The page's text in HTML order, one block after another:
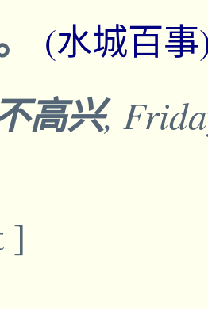
(水城百
高兴,
]